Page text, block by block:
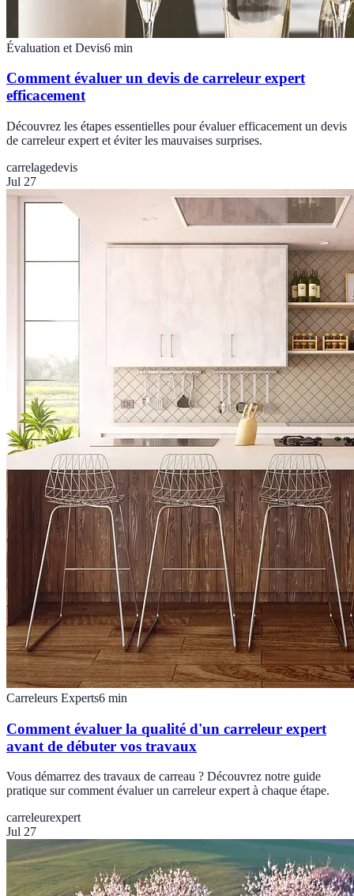
Évaluation et Devis6 min
Comment évaluer un devis de carreleur expert
efficacement
Découvrez les étapes essentielles pour évaluer efficacement un devis
de carreleur expert et éviter les mauvaises surprises.
carrelagedevis
Jul 27
Carreleurs Experts6 min
Comment évaluer la qualité d'un carreleur expert
avant de débuter vos travaux
Vous démarrez des travaux de carreau ? Découvrez notre guide
pratique sur comment évaluer un carreleur expert à chaque étape.
carreleurexpert
Jul 27